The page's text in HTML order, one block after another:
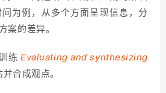
为例，从多个方面呈现信息，分
案的差异。
练Evaluating and synthesizing
合成观点。